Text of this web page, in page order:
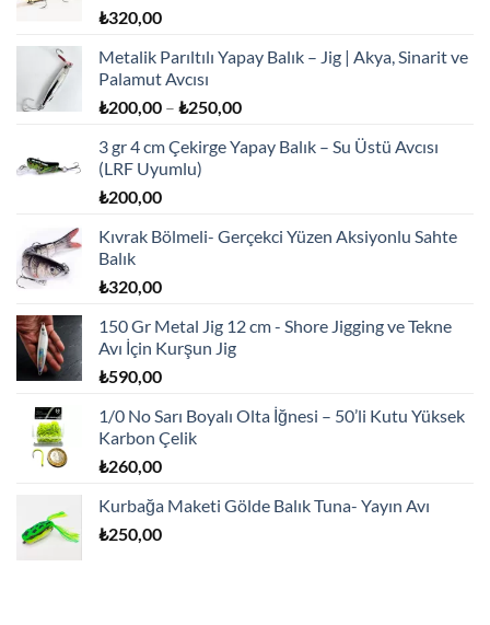
₺320,00
Metalik Parıltılı Yapay Balık – Jig | Akya, Sinarit ve
Palamut Avcısı
₺200,00 – ₺250,00Fiyat
₺200,00
3 gr 4 cm Çekirge Yapay Balık – Su Üstü Avcısı
(LRF Uyumlu)
₺200,00
Kıvrak Bölmeli- Gerçekci Yüzen Aksiyonlu Sahte
Balık
₺320,00
150 Gr Metal Jig 12 cm - Shore Jigging ve Tekne
Avı İçin Kurşun Jig
₺590,00
1/0 No Sarı Boyalı Olta İğnesi – 50’li Kutu Yüksek
Karbon Çelik
₺260,00
Kurbağa Maketi Gölde Balık Tuna- Yayın Avı
₺250,00